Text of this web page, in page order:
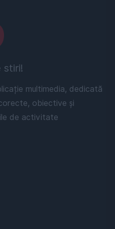
stiri!
multimedia, dedicată
obiective și
de activitate